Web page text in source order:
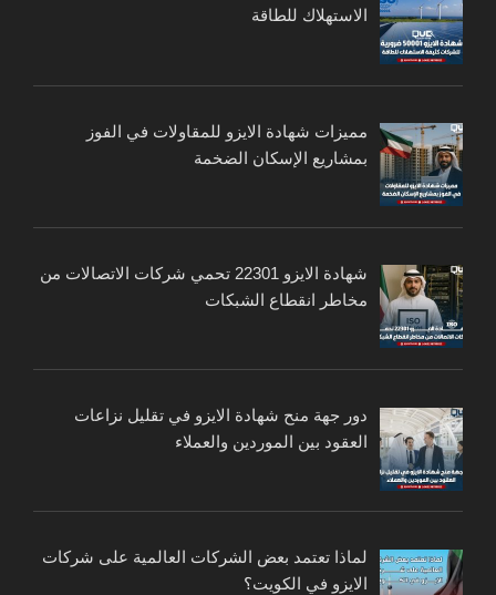
الاستهلاك للطاقة
مميزات شهادة الايزو للمقاولات في الفوز
بمشاريع الإسكان الضخمة
شهادة الايزو 22301 تحمي شركات الاتصالات من
مخاطر انقطاع الشبكات
دور جهة منح شهادة الايزو في تقليل نزاعات
العقود بين الموردين والعملاء
لماذا تعتمد بعض الشركات العالمية على شركات
الايزو في الكويت؟